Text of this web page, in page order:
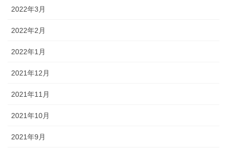
2022年3月
2022年2月
2022年1月
2021年12月
2021年11月
2021年10月
2021年9月